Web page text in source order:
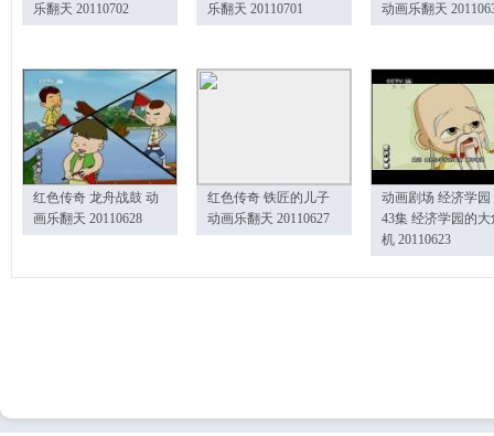
乐翻天 20110702
乐翻天 20110701
动画乐翻天
红色传奇 龙舟战鼓 动
画乐翻天 20110628
红色传奇 铁匠的儿子
动画乐翻天 20110627
动画剧场 经济学园
43集 经济学园的大
机 20110623